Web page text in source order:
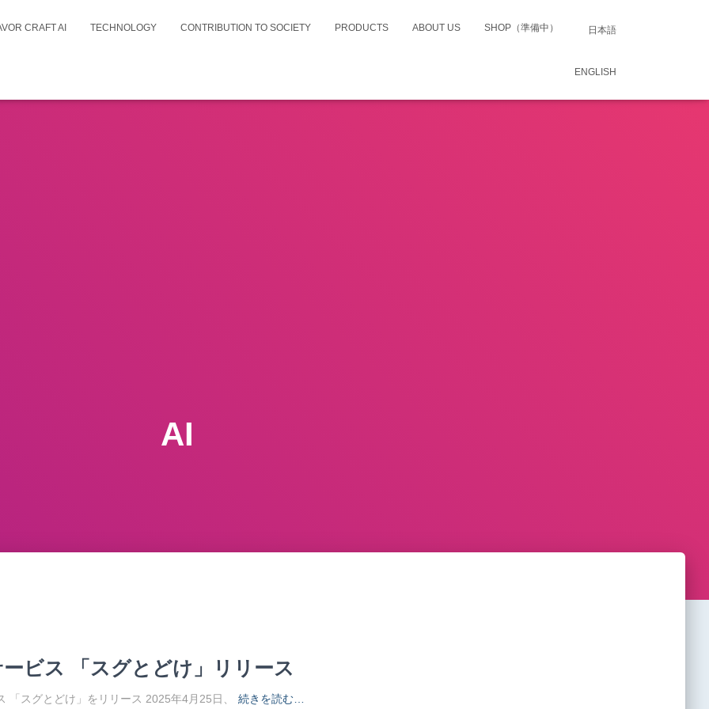
CRAFT AI TECHNOLOGY CONTRIBUTION TO SOCIETY PRODUCTS ABOUT US SHOP（準備中） 日本語
ENGLISH
AI
ビス 「スグとどけ」リリース
スグとどけ」をリリース 2025年4月25日、 続きを読む…